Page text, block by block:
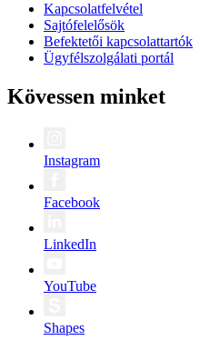
Kapcsolatfelvétel
Sajtófelelősök
Befektetői kapcsolattartók
Ügyfélszolgálati portál
Kövessen minket
Instagram
Facebook
LinkedIn
YouTube
Shapes